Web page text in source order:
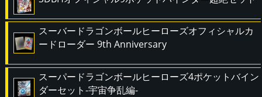
スーバードラゴンボールヒーローズオフィシャルカ
ードローダー 9th Anniversary
スーパードラゴンボールヒーローズ4ポケットバイン
ダーセット-宇宙争乱編-